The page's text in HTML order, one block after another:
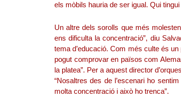
els mòbils hauria de ser igual. Qui
Un altre dels sorolls que més
ens dificulta la concentració”, diu
tema d’educació. Com més culte és
pogut comprovar en països com
la platea”. Per a aquest director
“Nosaltres des de l’escenari ho
molta concentració i això ho trenca”.